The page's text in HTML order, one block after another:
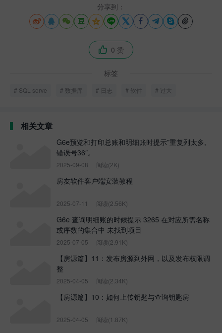
分享到：
          
 0 赞
标签
SQL serve 数据库 日志 软件 过大
相关文章
G6e预览和打印总账和明细账时提示”重复列太多,
错误号36″。
2025-09-08 阅读(2K)
房友软件客户端安装教程
2025-07-11 阅读(2.56K)
G6e 查询明细账的时候提示 3265 在对应所需名称
或序数的集合中 未找到项目
2025-07-05 阅读(2.91K)
【房源篇】11：发布房源到外网，以及发布权限调
整
2025-04-05 阅读(2.34K)
【房源篇】10：如何上传钥匙与查询钥匙房
2025-04-05 阅读(1.87K)